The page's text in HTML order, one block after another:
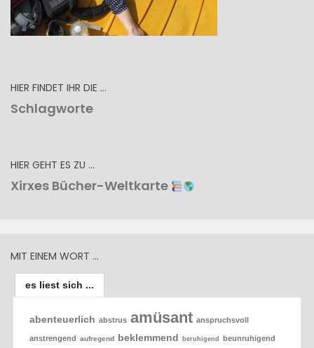
HIER FINDET IHR DIE …
Schlagworte
HIER GEHT ES ZU …
Xirxes Bücher-Weltkarte
MIT EINEM WORT …
es liest sich ...
abenteuerlich abstrus amüsant anspruchsvoll
anstrengend aufregend beklemmend beruhigend beunruhigend